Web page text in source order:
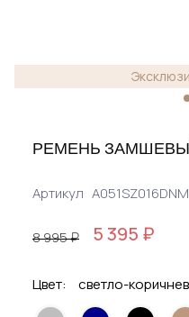
РЕМЕНЬ
Артикул
8 995 ₽ 5 395 ₽
Цвет: светло-